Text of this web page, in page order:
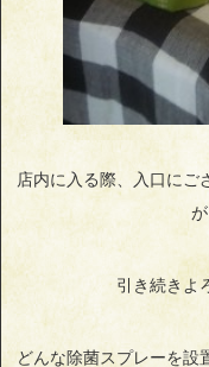
店内に入る際、入口にご
引き続きよ
どんな除菌スプレーを設